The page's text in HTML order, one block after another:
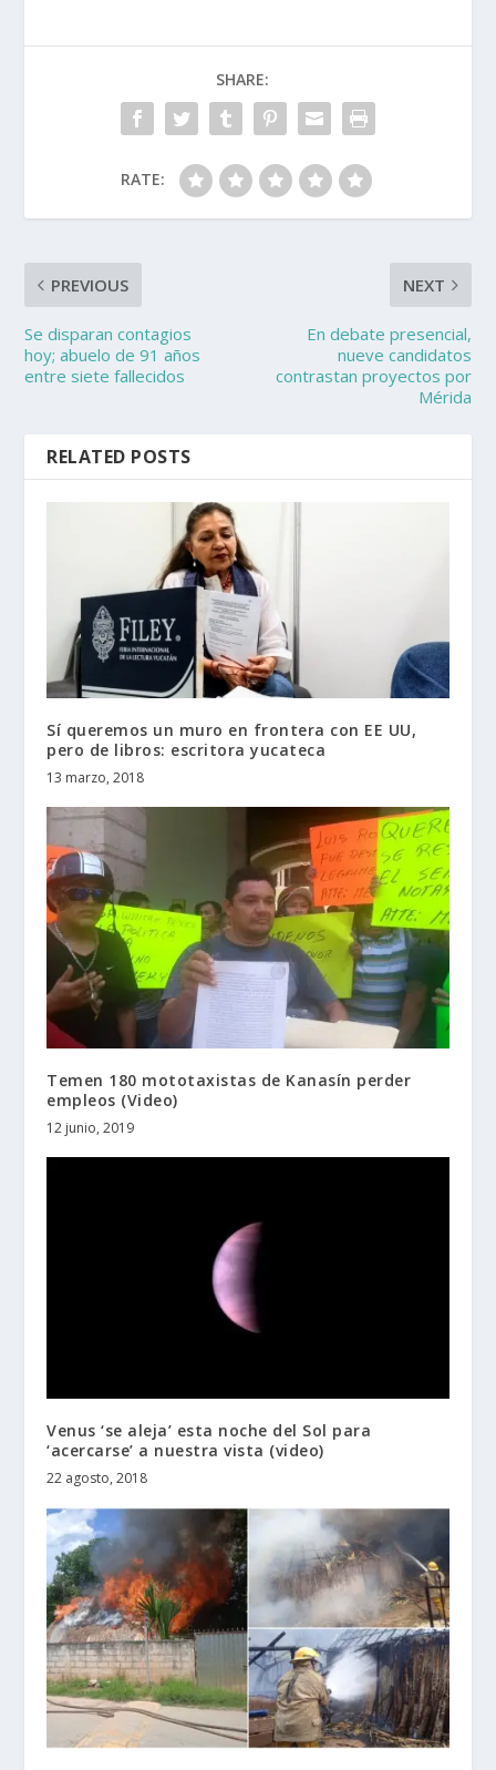
SHARE:
RATE:
PREVIOUS
Se disparan contagios
hoy; abuelo de 91 años
entre siete fallecidos
NEXT
En debate presencial,
nueve candidatos
contrastan proyectos por
Mérida
RELATED POSTS
Sí queremos un muro en frontera con EE UU,
pero de libros: escritora yucateca
13 marzo, 2018
Temen 180 mototaxistas de Kanasín perder
empleos (Video)
12 junio, 2019
Venus ‘se aleja’ esta noche del Sol para
‘acercarse’ a nuestra vista (video)
22 agosto, 2018